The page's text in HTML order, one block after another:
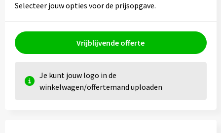
Selecteer jouw opties voor de prijsopgave.
Vrijblijvende offerte
Je kunt jouw logo in de
winkelwagen/offertemand uploaden